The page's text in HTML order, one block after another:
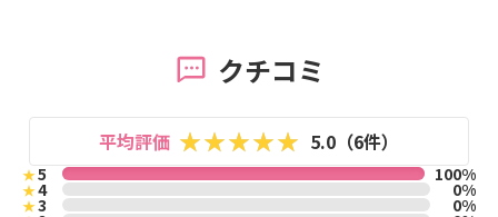
クチコミ
平均評価 5.0（6件）
★5 100%
★4 0%
★3 0%